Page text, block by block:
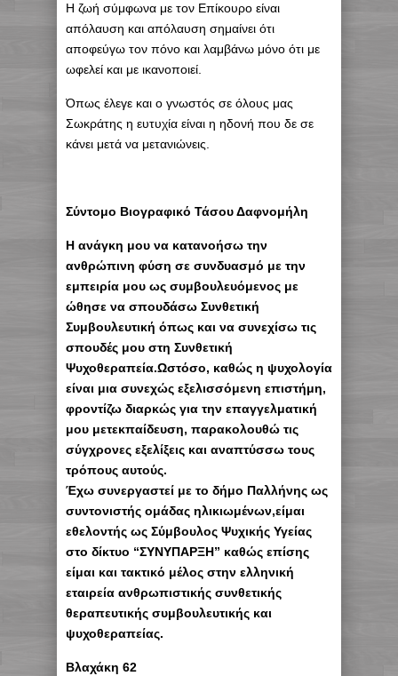
Η ζωή σύμφωνα με τον Επίκουρο είναι
απόλαυση και απόλαυση σημαίνει ότι
αποφεύγω τον πόνο και λαμβάνω μόνο ότι με
ωφελεί και με ικανοποιεί.
Όπως έλεγε και ο γνωστός σε όλους μας
Σωκράτης η ευτυχία είναι η ηδονή που δε σε
κάνει μετά να μετανιώνεις.
Σύντομο Βιογραφικό Τάσου Δαφνομήλη
Η ανάγκη μου να κατανοήσω την
ανθρώπινη φύση σε συνδυασμό με την
εμπειρία μου ως συμβουλευόμενος με
ώθησε να σπουδάσω Συνθετική
Συμβουλευτική όπως και να συνεχίσω τις
σπουδές μου στη Συνθετική
Ψυχοθεραπεία.Ωστόσο, καθώς η ψυχολογία
είναι μια συνεχώς εξελισσόμενη επιστήμη,
φροντίζω διαρκώς για την επαγγελματική
μου μετεκπαίδευση, παρακολουθώ τις
σύγχρονες εξελίξεις και αναπτύσσω τους
τρόπους αυτούς.
Έχω συνεργαστεί με το δήμο Παλλήνης ως
συντονιστής ομάδας ηλικιωμένων,είμαι
εθελοντής ως Σύμβουλος Ψυχικής Υγείας
στο δίκτυο “ΣΥΝΥΠΑΡΞΗ” καθώς επίσης
είμαι και τακτικό μέλος στην ελληνική
εταιρεία ανθρωπιστικής συνθετικής
θεραπευτικής συμβουλευτικής και
ψυχοθεραπείας.
Βλαχάκη 62